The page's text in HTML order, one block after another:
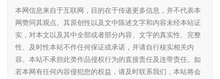
本网信息来自于互联网，目的在于传递更多信息，并不代表本
网赞同其观点。其原创性以及文中陈述文字和内容未经本站证
实，对本文以及其中全部或者部分内容、文字的真实性、完整
性、及时性本站不作任何保证或承诺，并请自行核实相关内
容。本站不承担此类作品侵权行为的直接责任及连带责任。如
若本网有任何内容侵犯您的权益，请及时联系我们，本站将会